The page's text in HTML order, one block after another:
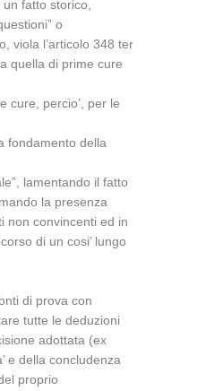
fatto storico,
o
viola l’articolo 348 ter
quella di prime cure
cure, percio’, per le
fondamento della
lamentando il fatto
la presenza
non convincenti ed in
di un cosi’ lungo
di prova con
tutte le deduzioni
adottata (ex
e della concludenza
proprio